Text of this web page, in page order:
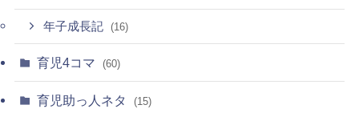
年子成長記 (16)
育児4コマ (60)
育児助っ人ネタ (15)